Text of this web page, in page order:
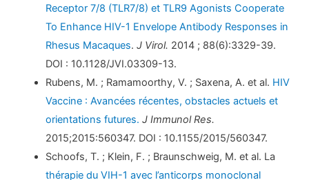
Receptor 7/8 (TLR7/8) et TLR9 Agonists Cooperate
To Enhance HIV-1 Envelope Antibody Responses in
Rhesus Macaques.J Virol. 2014 ; 88(6):3329-39.
DOI : 10.1128/JVI.03309-13.
Rubens, M. ; Ramamoorthy, V. ; Saxena, A. et al. HIV
Vaccine : Avancées récentes, obstacles actuels et
orientations futures. J Immunol Res.
2015;2015:560347. DOI : 10.1155/2015/560347.
Schoofs, T. ; Klein, F. ; Braunschweig, M. et al. La
thérapie du VIH-1 avec l’anticorps monoclonal